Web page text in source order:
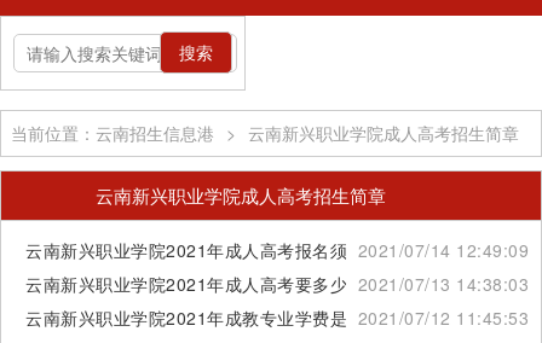
当前位置：云南招生信息港 > 云南新兴职业学院成人高考招生简章
云南新兴职业学院成人高考招生简章
云南新兴职业学院2021年成人高考报名须知2021/07/14 12:49:09
云南新兴职业学院2021年成人高考要多少钱2021/07/13 14:38:03
云南新兴职业学院2021年成教专业学费是多少2021/07/12 11:45:53